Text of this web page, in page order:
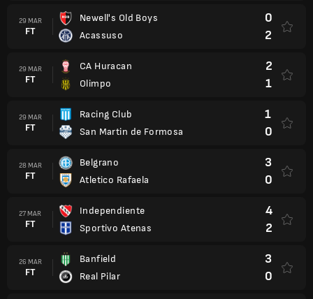
29 MAR
FT
Newell's Old Boys
Acassuso
0
2
29 MAR
FT
CA Huracan
Olimpo
2
1
29 MAR
FT
Racing Club
San Martin de Formosa
1
0
28 MAR
FT
Belgrano
Atletico Rafaela
3
0
27 MAR
FT
Independiente
Sportivo Atenas
4
2
26 MAR
FT
Banfield
Real Pilar
3
0